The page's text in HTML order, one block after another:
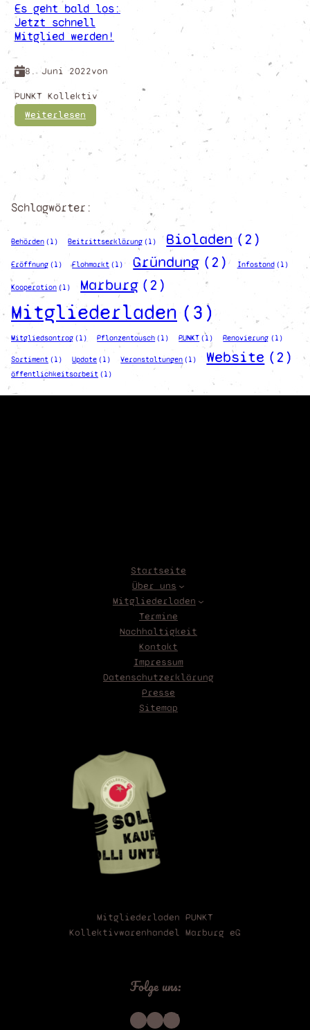
Es geht bald los:
Jetzt schnell
Mitglied werden!
8. Juni 2022von
PUNKT Kollektiv
Weiterlesen
E
t
a
d
l
s
:
J
e
t
Schlagwörter:
Behörden (1) Beitrittserklärung (1) Bioladen (2)
Eröffnung (1) Flohmarkt (1) Gründung (2) Infostand (1)
Kooperation (1) Marburg (2)
Mitgliederladen (3)
Mitgliedsantrag (1) Pflanzentausch (1) PUNKT (1) Renovierung (1)
Sortiment (1) Update (1) Veranstaltungen (1) Website (2)
öffentlichkeitsarbeit (1)
Startseite
Über uns
Mitgliederladen
Termine
Nachhaltigkeit
Kontakt
Impressum
Datenschutzerklärung
Presse
Sitemap
Mitgliederladen PUNKT
Kollektivwarenhandel Marburg eG
Folge uns:
Instagram Telegram Bluesky